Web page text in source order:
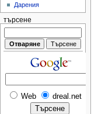
Дарения
търсене
Web dreal.net